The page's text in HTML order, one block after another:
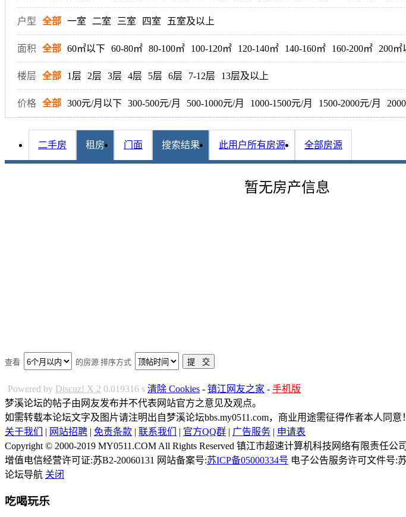
户型 全部 一室 二室 三室 四室 五室及以上
面积 全部 60㎡以下 60-80㎡ 80-100㎡ 100-120㎡ 120-140㎡ 140-160㎡ 160-200㎡ 200㎡
楼层 全部 1层 2层 3层 4层 5层 6层 7-12层 13层及以上
价格 全部 300元/月以下 300-500元/月 500-1000元/月 1000-1500元/月 1500-2000元/月
二手房 租房 门面 搜索结果 此用户所有房源 全部房源
暂无房产信息
查看 的房源 排序方式
Powered by Discuz! X 2 0.019316 s 清除 Cookies - 镇江网友之家 - 手机版
梦溪论坛的帖子由网友发布并不代表网站官方之意见及观点。
如需转载本论坛文字及图片请注明出自梦溪论坛bbs.my0511.com，商业用途需征得作者本人同意！
关于我们
| 网站招聘 | 免责条款 | 联系我们 | 官方QQ群 | 广告服务 | 申请表
Copyright © 2000-2019 MY0511.COM All Rights Reserved 镇江市超速计算机科技网络有限责任公
增值电信经营许可证:苏B2-20060131 网站备案号:苏ICP备05000334号 电子公告服务许可文件号:
论坛导航 关闭
吃喝玩乐